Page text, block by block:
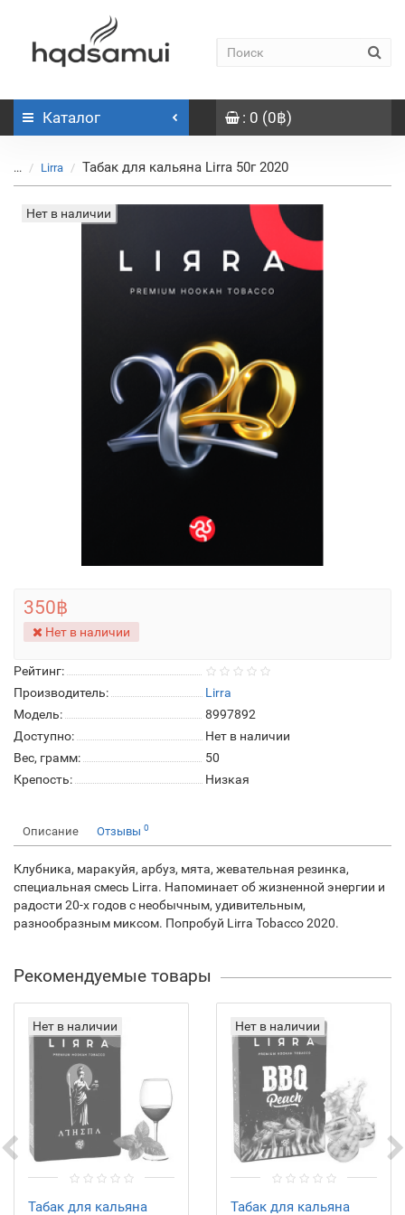
Каталог : 0 (0฿)
... Lirra Табак для кальяна Lirra 50г 2020
Нет в наличии
Рейтинг:
Производитель:
Lirra
Модель:
8997892
Доступно:
Нет в наличии
Вес, грамм:
50
Крепость:
Низкая
350฿
Нет в наличии
Описание Отзывы 0
Клубника, маракуйя, арбуз, мята, жевательная резинка,
специальная смесь Lirra. Напоминает об жизненной энергии и
радости 20-х годов с необычным, удивительным,
разнообразным миксом. Попробуй Lirra Tobacco 2020.
Рекомендуемые товары
Нет в наличии
Табак для кальяна
Нет в наличии
Табак для кальяна